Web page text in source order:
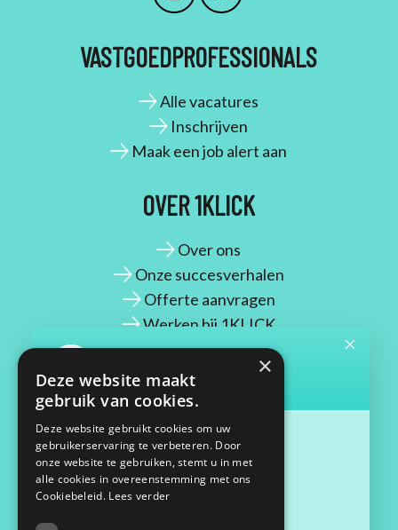
VASTGOEDPROFESSIONALS
Alle vacatures
Inschrijven
Maak een job alert aan
OVER 1KLICK
Over ons
Onze succesverhalen
Offerte aanvragen
Werken bij 1KLICK
CONTACT
Maassluisstraat 2
1062 GD Amsterdam
06 33 68 27 09
contact@1klick.nl
×
Deze website maakt
gebruik van cookies.
Deze website gebruikt cookies om uw
gebruikerservaring te verbeteren. Door
onze website te gebruiken, stemt u in met
alle cookies in overeenstemming met ons
Cookiebeleid. Lees verder